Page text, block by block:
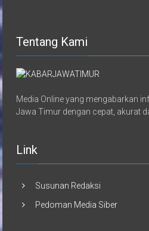
Tentang Kami
Media Online yang mengabarkan
Jawa Timur dengan cepat, akurat
Link
Susunan Redaksi
Pedoman Media Siber